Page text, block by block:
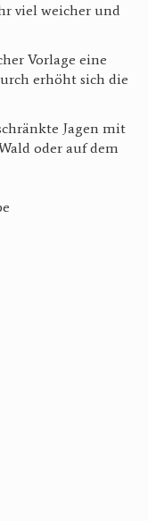
viel weicher und
Vorlage eine
erhöht sich die
Jagen mit
oder auf dem